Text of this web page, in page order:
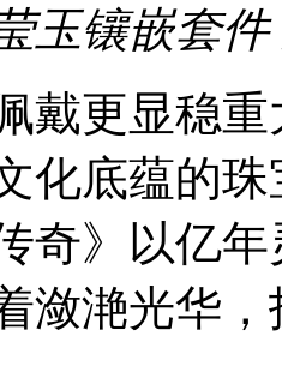
玉镶嵌套
戴更显稳
化底蕴的
奇》 以亿
潋滟光华 ，